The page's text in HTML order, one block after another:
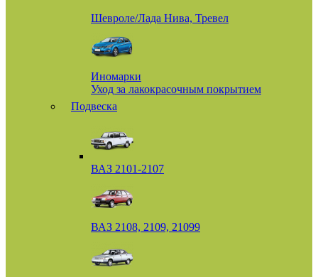
Шевроле/Лада Нива, Тревел
Иномарки
Уход за лакокрасочным покрытием
Подвеска
ВАЗ 2101-2107
ВАЗ 2108, 2109, 21099